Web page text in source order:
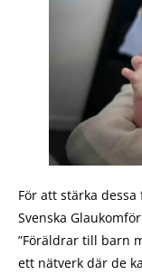
För att stärka
Svenska
”Föräldrar till barn
ett nätverk där de